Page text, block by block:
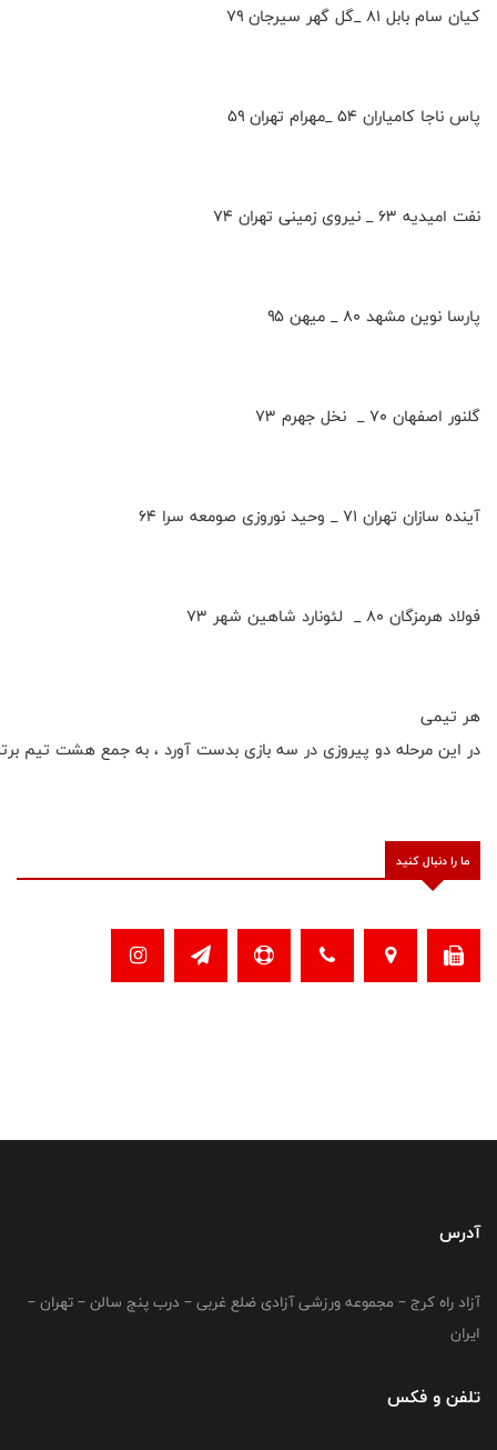
کیان سام بابل ۸۱ _گل گهر سیرجان ۷۹
پاس ناجا کامیاران ۵۴ _مهرام تهران ۵۹
نفت امیدیه ۶۳ _ نیروی زمینی تهران ۷۴
پارسا نوین مشهد ۸۰ _ میهن ۹۵
گلنور اصفهان ۷۰ _ نخل جهرم ۷۳
آینده سازان تهران ۷۱ _ وحید نوروزی صومعه سرا ۶۴
فولاد هرمزگان ۸۰ _ لئونارد شاهین شهر ۷۳
هر تیمی
در این مرحله دو پیروزی در سه بازی بدست آورد ، به جمع هشت تیم
ما را دنبال کنید
آدرس
آزاد راه کرج – مجموعه ورزشی آزادی ضلع غربی – درب پنج سالن – تهران –
ایران
تلفن و فکس